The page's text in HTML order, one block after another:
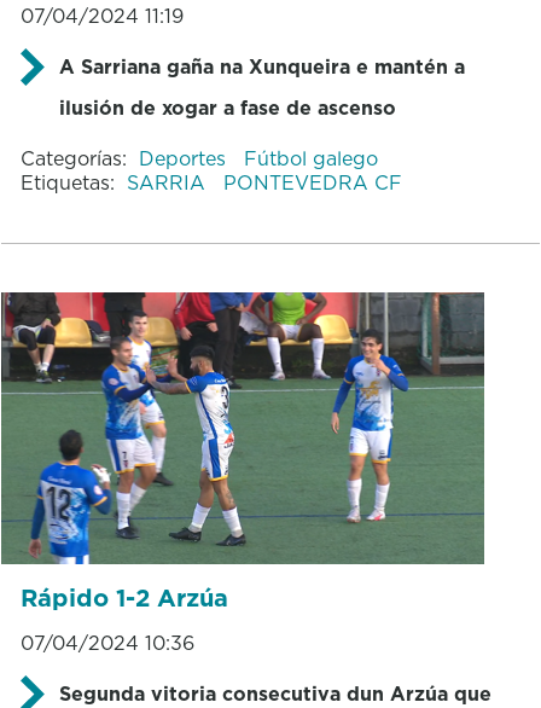
07/04/2024 11:19
A Sarriana gaña na Xunqueira e mantén a
ilusión de xogar a fase de ascenso
Categorías: Deportes
Fútbol galego
Etiquetas: SARRIA PONTEVEDRA CF
Rápido 1-2 Arzúa
07/04/2024 10:36
Segunda vitoria consecutiva dun Arzúa que